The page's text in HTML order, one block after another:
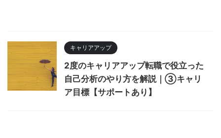
キャリアアップ
2度のキャリアアップ転職で役立った
自己分析のやり方を解説｜③キャリ
ア目標【サポートあり】